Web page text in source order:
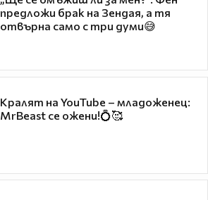
предложи брак на Зендая, а тя
отвърна само с три думи😅
Кралят на YouTube – младоженец:
MrBeast се ожени!💍🥰